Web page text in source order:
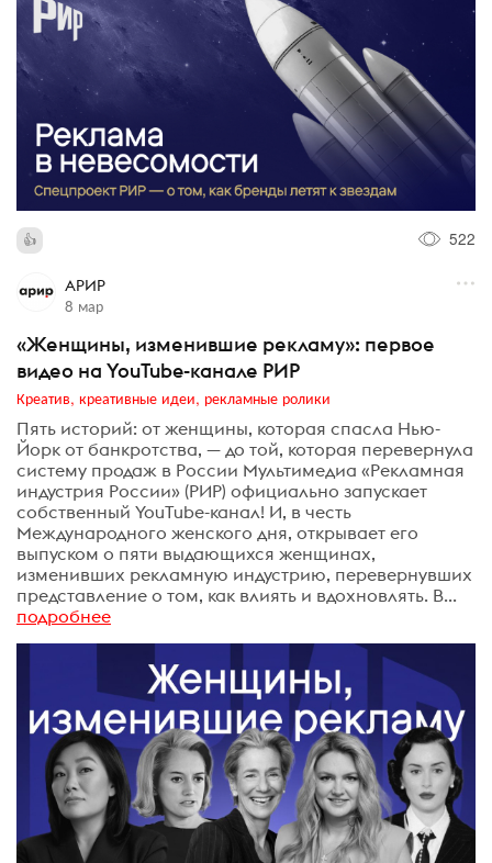
522
АРИР
8 мар
«Женщины, изменившие рекламу»: первое
видео на YouTube-канале РИР
Креатив, креативные идеи, рекламные ролики
Пять историй: от женщины, которая спасла Нью-
Йорк от банкротства, — до той, которая перевернула
систему продаж в России Мультимедиа «Рекламная
индустрия России» (РИР) официально запускает
собственный YouTube-канал! И, в честь
Международного женского дня, открывает его
выпуском о пяти выдающихся женщинах,
изменивших рекламную индустрию, перевернувших
представление о том, как влиять и вдохновлять. В...
подробнее